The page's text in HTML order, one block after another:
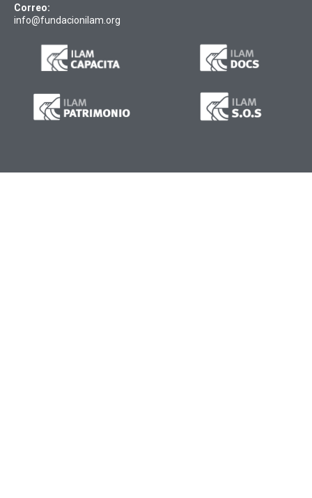
Correo:
info@fundacionilam.org